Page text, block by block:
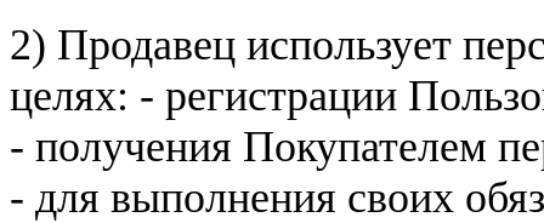
2) Продавец использует
целях: - регистрации
- получения Покупателем
- для выполнения своих